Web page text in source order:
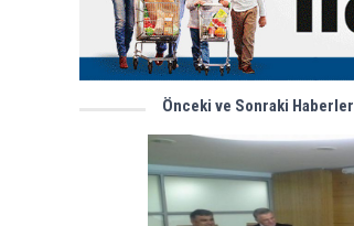
Önceki ve Sonraki Haberler